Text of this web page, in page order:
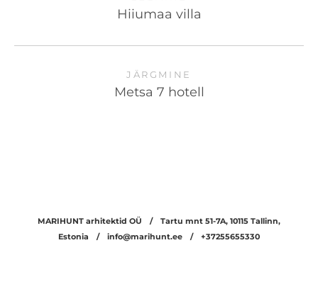
Hiiumaa villa
JÄRGMINE
Metsa 7 hotell
MARIHUNT arhitektid OÜ / Tartu mnt 51-7A, 10115 Tallinn,
Estonia / info@marihunt.ee / +37255655330